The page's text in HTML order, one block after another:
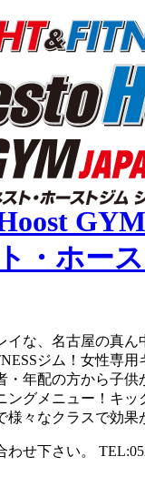
イな、名古屋の真ん
ジム！女性専用
・年配の方から子供
ングメニュー！キッ
様々なクラスで効果